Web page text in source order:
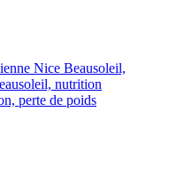
Nice Beausoleil,
nutrition
perte de poids